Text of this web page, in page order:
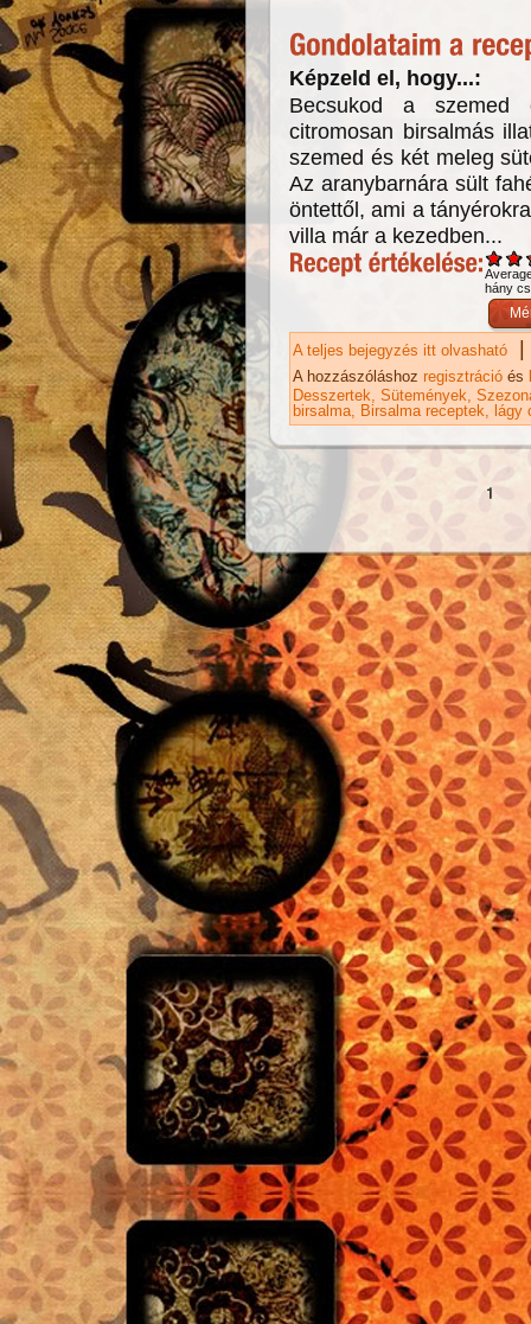
Képzeld el, hogy...:
Becsukod a
citromosan birsalmás
szemed és két meleg
Az aranybarnára sült
öntettől, ami a
villa már a kezedben...
hány
A teljes bejegyzés itt olvasható |
A hozzászóláshoz regisztráció és
Desszertek Sütemények
birsalma Birsalma receptek lágy
Oldalak